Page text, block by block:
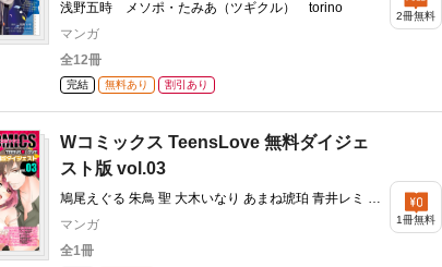
浅野五時 メソポ・たみあ（ツギクル） torino
マンガ
全12冊
完結 無料あり 割引あり
2冊無料
Wコミックス TeensLove 無料ダイジェ
スト版 vol.03
鳩尾えぐる 朱鳥 聖 大木いなり あまね琥珀 青井レミ 雫
御堂つばさ
マンガ
全1冊
1冊無料